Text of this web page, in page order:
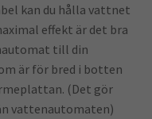
kan du hålla vattnet
effekt är det bra
till din
är för bred i botten
(Det gör
vattenautomaten)